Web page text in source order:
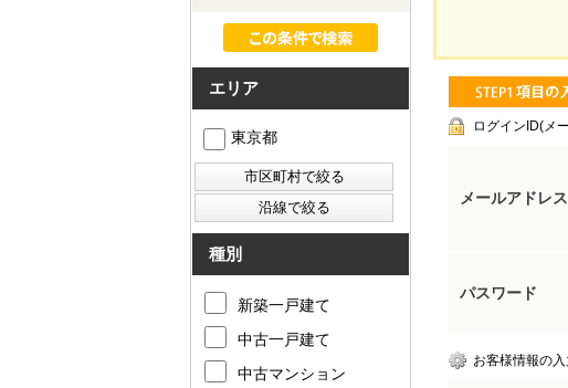
ログインID(メ
メールアドレス
パスワード
お客様情報の入
エリア
東京都
種別
新築一戸建て
中古一戸建て
中古マンション